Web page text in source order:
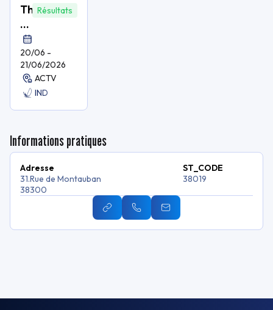
The
M.O.S.T.
Trophée
Breizhskiff
Résultats
20/06 -
21/06/2026
ACTV
IND
Informations pratiques
Adresse
31.Rue de Montauban
38300
ST_CODE
38019